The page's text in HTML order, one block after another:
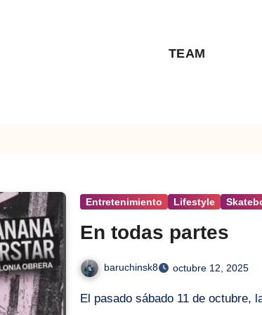
TEAM
Entretenimiento Lifestyle
En todas partes
baruchinsk8 octubre 12, 2025
El pasado sábado 11 de